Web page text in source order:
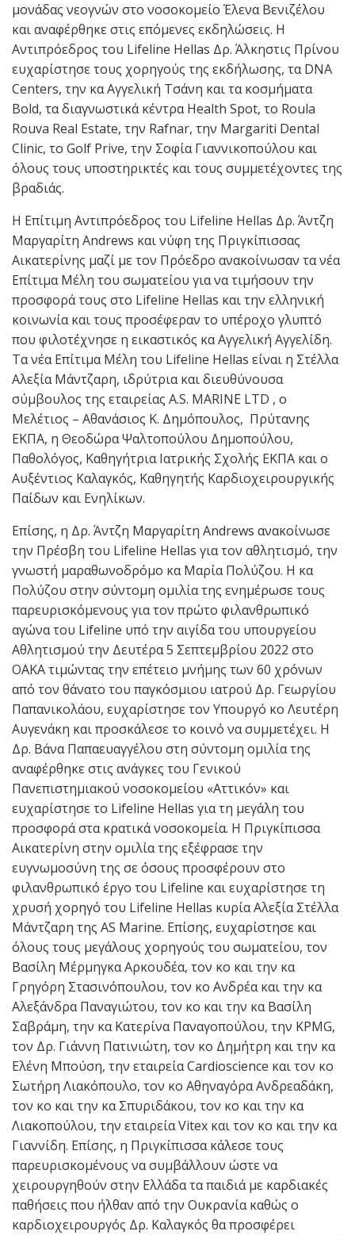
μονάδας νεογνών στο νοσοκομείο Έλενα Βενιζέλου
και αναφέρθηκε στις επόμενες εκδηλώσεις. Η
Αντιπρόεδρος του Lifeline Hellas Δρ. Άλκηστις Πρίνου
ευχαρίστησε τους χορηγούς της εκδήλωσης, τα DNA
Centers, την κα Αγγελική Τσάνη και τα κοσμήματα
Bold, τα διαγνωστικά κέντρα Health Spot, το Roula
Rouva Real Estate, την Rafnar, την Margariti Dental
Clinic, το Golf Prive, την Σοφία Γιαννικοπούλου και
όλους τους υποστηρικτές και τους συμμετέχοντες της
βραδιάς.
Η Επίτιμη Αντιπρόεδρος του Lifeline Hellas Δρ. Άντζη
Μαργαρίτη Andrews και νύφη της Πριγκίπισσας
Αικατερίνης μαζί με τον Πρόεδρο ανακοίνωσαν τα νέα
Επίτιμα Μέλη του σωματείου για να τιμήσουν την
προσφορά τους στο Lifeline Hellas και την ελληνική
κοινωνία και τους προσέφεραν το υπέροχο γλυπτό
που φιλοτέχνησε η εικαστικός κα Αγγελική Αγγελίδη.
Τα νέα Επίτιμα Μέλη του Lifeline Hellas είναι η Στέλλα
Αλεξία Μάντζαρη, ιδρύτρια και διευθύνουσα
σύμβουλος της εταιρείας A.S. MARINE LTD , ο
Μελέτιος – Αθανάσιος Κ. Δημόπουλος, Πρύτανης
ΕΚΠΑ, η Θεοδώρα Ψαλτοπούλου Δημοπούλου,
Παθολόγος, Καθηγήτρια Ιατρικής Σχολής ΕΚΠΑ και ο
Αυξέντιος Καλαγκός, Καθηγητής Καρδιοχειρουργικής
Παίδων και Ενηλίκων.
Επίσης, η Δρ. Άντζη Μαργαρίτη Andrews ανακοίνωσε
την Πρέσβη του Lifeline Hellas για τον αθλητισμό, την
γνωστή μαραθωνοδρόμο κα Μαρία Πολύζου. Η κα
Πολύζου στην σύντομη ομιλία της ενημέρωσε τους
παρευρισκόμενους για τον πρώτο φιλανθρωπικό
αγώνα του Lifeline υπό την αιγίδα του υπουργείου
Αθλητισμού την Δευτέρα 5 Σεπτεμβρίου 2022 στο
ΟΑΚΑ τιμώντας την επέτειο μνήμης των 60 χρόνων
από τον θάνατο του παγκόσμιου ιατρού Δρ. Γεωργίου
Παπανικολάου, ευχαρίστησε τον Υπουργό κο Λευτέρη
Αυγενάκη και προσκάλεσε το κοινό να συμμετέχει. Η
Δρ. Βάνα Παπαευαγγέλου στη σύντομη ομιλία της
αναφέρθηκε στις ανάγκες του Γενικού
Πανεπιστημιακού νοσοκομείου «Αττικόν» και
ευχαρίστησε το Lifeline Hellas για τη μεγάλη του
προσφορά στα κρατικά νοσοκομεία. Η Πριγκίπισσα
Αικατερίνη στην ομιλία της εξέφρασε την
ευγνωμοσύνη της σε όσους προσφέρουν στο
φιλανθρωπικό έργο του Lifeline και ευχαρίστησε τη
χρυσή χορηγό του Lifeline Hellas κυρία Αλεξία Στέλλα
Μάντζαρη της AS Marine. Επίσης, ευχαρίστησε και
όλους τους μεγάλους χορηγούς του σωματείου, τον
Βασίλη Μέρμηγκα Αρκουδέα, τον κο και την κα
Γρηγόρη Στασινόπουλου, τον κο Ανδρέα και την κα
Αλεξάνδρα Παναγιώτου, τον κο και την κα Βασίλη
Σαβράμη, την κα Κατερίνα Παναγοπούλου, την KPMG,
τον Δρ. Γιάννη Πατινιώτη, τον κο Δημήτρη και την κα
Ελένη Μπούση, την εταιρεία Cardioscience και τον κο
Σωτήρη Λιακόπουλο, τον κο Αθηναγόρα Ανδρεαδάκη,
τον κο και την κα Σπυριδάκου, τον κο και την κα
Λιακοπούλου, την εταιρεία Vitex και τον κο και την κα
Γιαννίδη. Επίσης, η Πριγκίπισσα κάλεσε τους
παρευρισκομένους να συμβάλλουν ώστε να
χειρουργηθούν στην Ελλάδα τα παιδιά με καρδιακές
παθήσεις που ήλθαν από την Ουκρανία καθώς ο
καρδιοχειρουργός Δρ. Καλαγκός θα προσφέρει